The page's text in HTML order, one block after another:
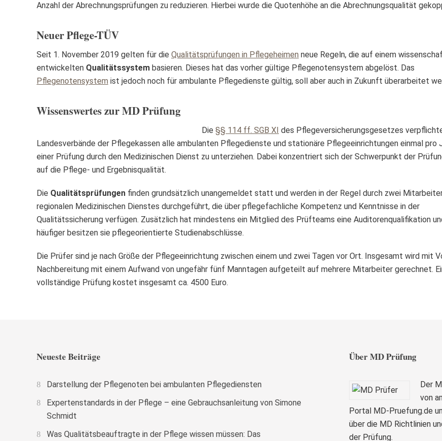
Anzahl der Abrechnungsprüfungen zu reduzieren. Hierbei wurde die Quotenhöhe an die Abrechnungsqualität
Neuer Pflege-TÜV
Seit 1. November 2019 gelten für die Qualitätsprüfungen in Pflegeheimen neue Regeln, die auf einem
entwickelten Qualitätssystem basieren. Dieses hat das vorher gültige Pflegenotensystem abgelöst. Das
Pflegenotensystem ist jedoch noch für ambulante Pflegedienste gültig, soll aber auch in Zukunft überarbeitet
Wissenswertes zur MD Prüfung
Die §§ 114 ff. SGB XI des Pflegeversicherungsgesetzes
Landesverbände der Pflegekassen alle ambulanten Pflegedienste und stationäre Pflegeeinrichtungen einmal pro
einer Prüfung durch den Medizinischen Dienst zu unterziehen. Dabei konzentriert sich der Schwerpunkt der
auf die Pflege- und Ergebnisqualität.
Die Qualitätsprüfungen finden grundsätzlich unangemeldet statt und werden in der Regel durch zwei
regionalen Medizinischen Dienstes durchgeführt, die über pflegefachliche Kompetenz und Kenntnisse in der
Qualitätssicherung verfügen. Zusätzlich hat mindestens ein Mitglied des Prüfteams eine Auditorenqualifikation
häufiger besitzen sie pflegeorientierte Studienabschlüsse.
Die Prüfer sind je nach Größe der Pflegeeinrichtung zwischen einem und zwei Tagen vor Ort. Insgesamt wird mit
Nachbereitung mit einem Aufwand von ungefähr fünf Manntagen aufgeteilt auf mehrere Mitarbeiter gerechnet.
vollständige Prüfung kostet insgesamt ca. 4500 Euro.
Neueste Beiträge
Darstellung der Pflegenoten bei ambulanten Pflegediensten
Expertenstandards in der Pflege – eine Gebrauchsanleitung von Simone
Schmidt
Was Qualitätsbeauftragte in der Pflege wissen müssen: Das
Über MD Prüfung
Der
von
Portal MD-Pruefung.de
über die MD Richtlinien
der Prüfung.